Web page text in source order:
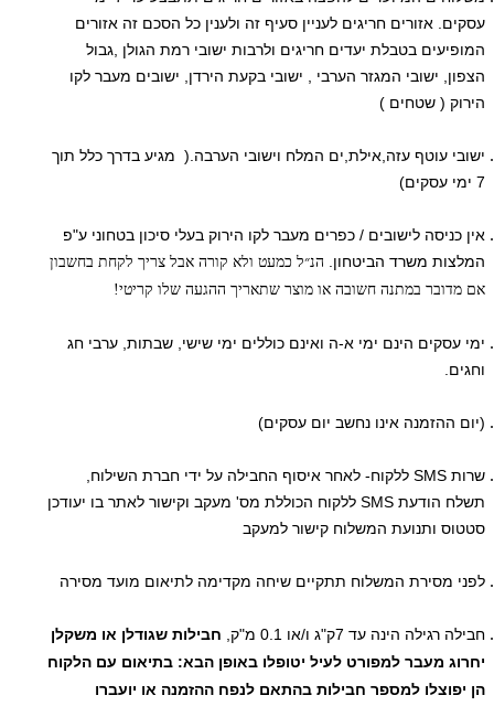
עסקים. אזורים חריגים לעניין סעיף זה ולענין כל הסכם זה אזורים
המופיעים בטבלת יעדים חריגים ולרבות ישובי רמת הגולן ,גבול
הצפון, ישובי המגזר הערבי , ישובי בקעת הירדן, ישובים מעבר לקו
הירוק ( שטחים )
ישובי עוטף עזה,אילת,ים המלח וישובי הערבה.( מגיע בדרך כלל תוך
7 ימי עסקים)
אין כניסה לישובים / כפרים מעבר לקו הירוק בעלי סיכון בטחוני ע"פ
המלצות משרד הביטחון. הנ״ל כמעט ולא קורה אבל צריך לקחת בחשבון
אם מדובר במתנה חשובה או מוצר שתאריך ההגעה שלו קריטי!
ימי עסקים הינם ימי א-ה ואינם כוללים ימי שישי, שבתות, ערבי חג
וחגים.
(יום ההזמנה אינו נחשב יום עסקים)
שרות SMS ללקוח- לאחר איסוף החבילה על ידי חברת השילוח,
תשלח הודעת SMS ללקוח הכוללת מס' מעקב וקישור לאתר בו יעודכן
סטטוס ותנועת המשלוח קישור למעקב
לפני מסירת המשלוח תתקיים שיחה מקדימה לתיאום מועד מסירה
חבילה רגילה הינה עד 7ק"ג ו/או 0.1 מ"ק,
חבילות שגודלן או משקלן
יחרוג מעבר למפורט לעיל יטופלו באופן הבא: בתיאום עם הלקוח
הן יפוצלו למספר חבילות בהתאם לנפח ההזמנה או יועברו